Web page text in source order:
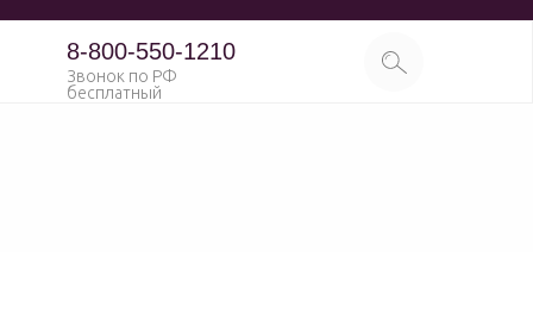
8-800-550-1210
Звонок по РФ
бесплатный